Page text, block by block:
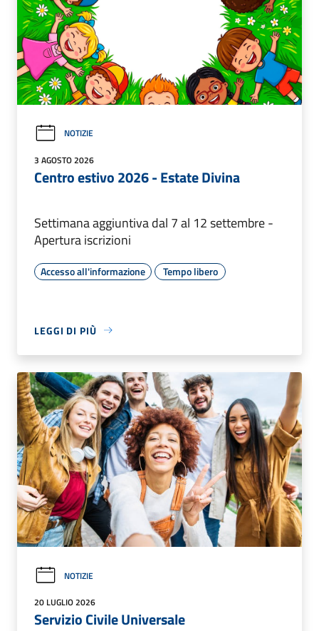
NOTIZIE
3 AGOSTO 2026
Centro estivo 2026 - Estate Divina
Settimana aggiuntiva dal 7 al 12 settembre -
Apertura iscrizioni
Accesso all'informazione Tempo libero
LEGGI DI PIÙ
NOTIZIE
20 LUGLIO 2026
Servizio Civile Universale